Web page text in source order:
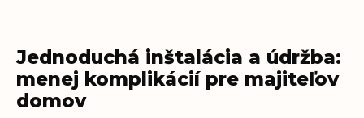
Jednoduchá inštalácia a údržba:
menej komplikácií pre majiteľov
domov